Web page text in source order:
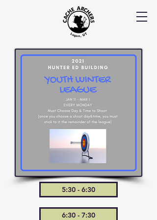
5:30 - 6:30
6:30 - 7:30